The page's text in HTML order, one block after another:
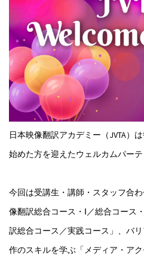
日本映像翻訳アカデミー（JVTA）
始めた方を迎えたウェルカムパーテ
今回は受講生・講師・スタッフ合
像翻訳総合コース・Ⅰ／総合コース
訳総合コース／実践コース」、バ
作のスキルを学ぶ「メディア・ア